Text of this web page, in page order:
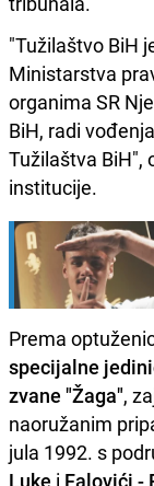
"Tužilaštvo BiH
Ministarstva
organima SR
BiH, radi
Tužilaštva BiH",
institucije.
Prema
specijalne
zvane "Žaga",
naoružanim
jula 1992. s
Luke i Falovići -